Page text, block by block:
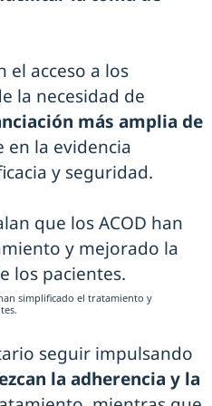
el acceso a los
la necesidad de
más amplia de
en la evidencia
y seguridad.
simplificado el tratamiento y
seguir impulsando
la adherencia y la